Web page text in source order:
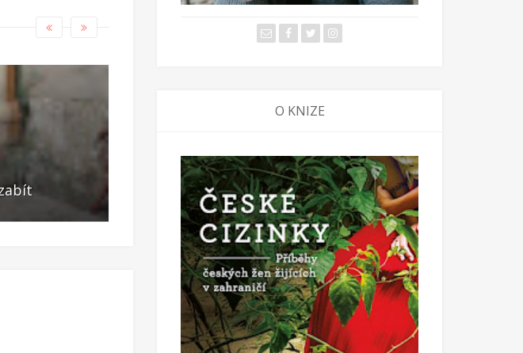
expatka v malajsii
Fejeton z Malajsie: Jak zabít
Banksyho
Led 02 2022
O KNIZE